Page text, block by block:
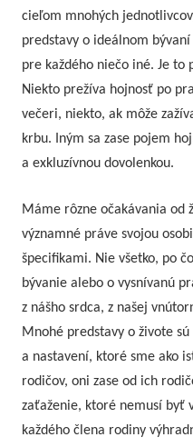
cieľom mnohých
predstavy o ideálnom
pre každého niečo iné. Je to
Niekto prežíva hojnosť po
večeri, niekto, ak môže
krbu. Iným sa zase pojem
a exkluzívnou dovolenkou.
Máme rôzne očakávania od
významné práve svojou
špecifikami. Nie všetko, po
bývanie alebo o vysnívanú
z nášho srdca, z našej
Mnohé predstavy o živote
a nastavení, ktoré sme ako
rodičov, oni zase od ich
zaťaženie, ktoré nemusí byť
každého člena rodiny